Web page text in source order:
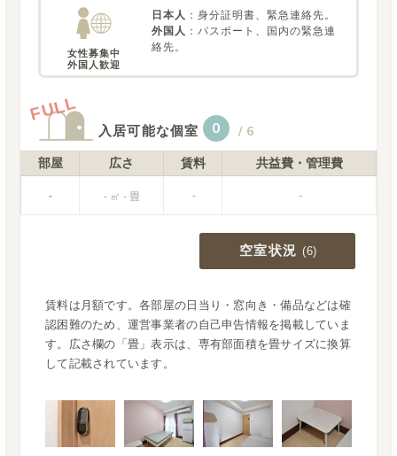
女性募集中
外国人歓迎
日本人 ： 身分証明書、緊急連絡先。
外国人 ： パスポート、国内の緊急連
絡先。
FULL
入居可能な個室 0 / 6
部屋 広さ 賃料 共益費・管理費
- - ㎡ - 畳 - -
空室状況 (6)
賃料は月額です。各部屋の日当り・窓向き・備品などは確
認困難のため、運営事業者の自己申告情報を掲載していま
す。広さ欄の「畳」表示は、専有部面積を畳サイズに換算
して記載されています。